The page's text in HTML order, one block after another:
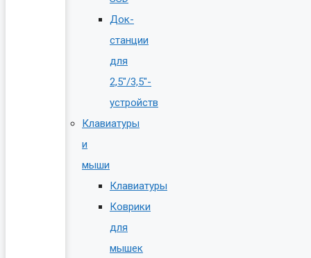
Док-
станции
для
2,5″/3,5″-
устройств
Клавиатуры
и
мыши
Клавиатуры
Коврики
для
мышек